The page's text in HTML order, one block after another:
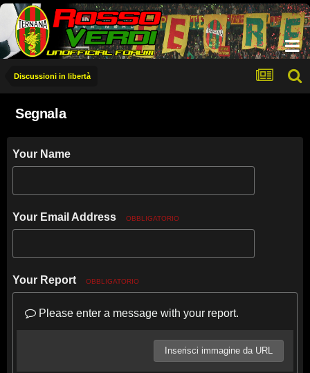
Discussioni in libertà
Segnala
Your Name
Your Email Address OBBLIGATORIO
Your Report OBBLIGATORIO
Please enter a message with your report.
Inserisci immagine da URL